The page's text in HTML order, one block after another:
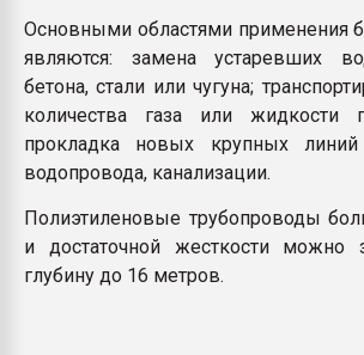
Основными областями применения
являются: замена устаревших
бетона, стали или чугуна;
количества газа или жидкости
прокладка новых крупных линий
водопровода, канализации.
Полиэтиленовые трубопроводы
и достаточной жесткости можно
глубину до 16 метров.